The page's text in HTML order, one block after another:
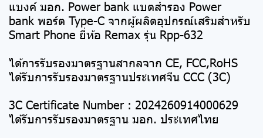
แบงค์ มอก. Power bank แบตสำรอง Power
bank พอร์ต Type-C จากผู้ผลิตอุปกรณ์เสริมสำหรับ
Smart Phone ยี่ห้อ Remax รุ่น Rpp-632
ได้การรับรองมาตรฐานสากลจาก CE, FCC,RoHS
ได้รับการรับรองมาตรฐานประเทศจีน CCC (3C)
3C Certificate Number : 2024260914000629
ได้รับการรับรองมาตรฐาน มอก. ประเทศไทย